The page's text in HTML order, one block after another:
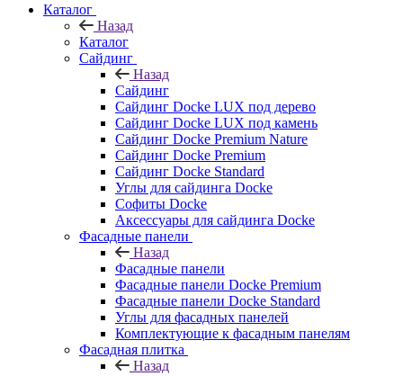
Каталог
Назад
Каталог
Сайдинг
Назад
Сайдинг
Сайдинг Docke LUX под дерево
Сайдинг Docke LUX под камень
Сайдинг Docke Premium Nature
Сайдинг Docke Premium
Сайдинг Docke Standard
Углы для сайдинга Docke
Софиты Docke
Аксессуары для сайдинга Docke
Фасадные панели
Назад
Фасадные панели
Фасадные панели Docke Premium
Фасадные панели Docke Standard
Углы для фасадных панелей
Комплектующие к фасадным панелям
Фасадная плитка
Назад